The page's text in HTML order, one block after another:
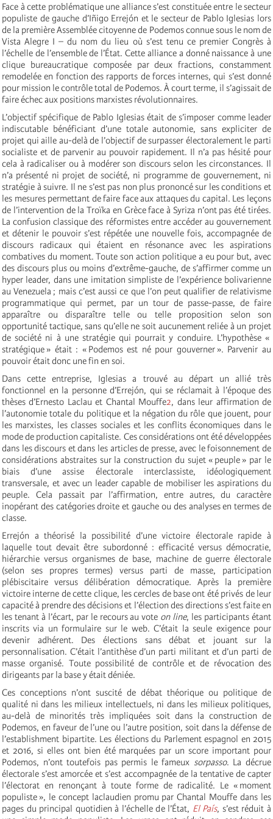
Face à cette problématique une alliance s’est constituée entre le secteur
populiste de gauche d’Iñigo Errejón et le secteur de Pablo Iglesias lors
de la première Assemblée citoyenne de Podemos connue sous le nom de
Vista Alegre I – du nom du lieu où s’est tenu ce premier Congrès à
l’échelle de l’ensemble de l’État. Cette alliance a donné naissance à une
clique bureaucratique composée par deux fractions, constamment
remodelée en fonction des rapports de forces internes, qui s’est donné
pour mission le contrôle total de Podemos. À court terme, il s’agissait de
faire échec aux positions marxistes révolutionnaires.
L’objectif spécifique de Pablo Iglesias était de s’imposer comme leader
indiscutable bénéficiant d’une totale autonomie, sans expliciter de
projet qui aille au-delà de l’objectif de surpasser électoralement le parti
socialiste et de parvenir au pouvoir rapidement. Il n’a pas hésité pour
cela à radicaliser ou à modérer son discours selon les circonstances. Il
n’a présenté ni projet de société, ni programme de gouvernement, ni
stratégie à suivre. Il ne s’est pas non plus prononcé sur les conditions et
les mesures permettant de faire face aux attaques du capital. Les leçons
de l’intervention de la Troïka en Grèce face à Syriza n’ont pas été tirées.
La confusion classique des réformistes entre accéder au gouvernement
et détenir le pouvoir s’est répétée une nouvelle fois, accompagnée de
discours radicaux qui étaient en résonance avec les aspirations
combatives du moment. Toute son action politique a eu pour but, avec
des discours plus ou moins d’extrême-gauche, de s’affirmer comme un
hyper leader, dans une imitation simpliste de l’expérience bolivarienne
au Venezuela ; mais c’est aussi ce que l’on peut qualifier de relativisme
programmatique qui permet, par un tour de passe-passe, de faire
apparaître ou disparaître telle ou telle proposition selon son
opportunité tactique, sans qu’elle ne soit aucunement reliée à un projet
de société ni à une stratégie qui pourrait y conduire. L’hypothèse «
stratégique » était : « Podemos est né pour gouverner ». Parvenir au
pouvoir était donc une fin en soi.
Dans cette entreprise, Iglesias a trouvé au départ un allié très
fonctionnel en la personne d’Errejón, qui se réclamait à l’époque des
thèses d’Ernesto Laclau et Chantal Mouffe2, dans leur affirmation de
l’autonomie totale du politique et la négation du rôle que jouent, pour
les marxistes, les classes sociales et les conflits économiques dans le
mode de production capitaliste. Ces considérations ont été développées
dans les discours et dans les articles de presse, avec le foisonnement de
considérations abstraites sur la construction du sujet « peuple » par le
biais d’une assise électorale interclassiste, idéologiquement
transversale, et avec un leader capable de mobiliser les aspirations du
peuple. Cela passait par l’affirmation, entre autres, du caractère
inopérant des catégories droite et gauche ou des analyses en termes de
classe.
Errejón a théorisé la possibilité d’une victoire électorale rapide à
laquelle tout devait être subordonné : efficacité versus démocratie,
hiérarchie versus organismes de base, machine de guerre électorale
(selon ses propres termes) versus parti de masse, participation
plébiscitaire versus délibération démocratique. Après la première
victoire interne de cette clique, les cercles de base ont été privés de leur
capacité à prendre des décisions et l’élection des directions s’est faite en
les tenant à l’écart, par le recours au vote on line, les participants étant
inscrits via un formulaire sur le web. C’était la seule exigence pour
devenir adhérent. Des élections sans débat et jouant sur la
personnalisation. C’était l’antithèse d’un parti militant et d’un parti de
masse organisé. Toute possibilité de contrôle et de révocation des
dirigeants par la base y était déniée.
Ces conceptions n’ont suscité de débat théorique ou politique de
qualité ni dans les milieux intellectuels, ni dans les milieux politiques,
au-delà de minorités très impliquées soit dans la construction de
Podemos, en faveur de l’une ou l’autre position, soit dans la défense de
l’establishment bipartite. Les élections du Parlement espagnol en 2015
et 2016, si elles ont bien été marquées par un score important pour
Podemos, n’ont toutefois pas permis le fameux sorpasso. La décrue
électorale s’est amorcée et s’est accompagnée de la tentative de capter
l’électorat en renonçant à toute forme de radicalité. Le « moment
populiste », le concept laclaudien promu par Chantal Mouffe dans les
pages du principal quotidien à l’échelle de l’État, El País, s’est réduit à